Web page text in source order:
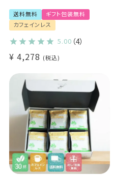
カフェインレス 送料無料
甘さあり デカフェのカフェオレ
の素
デカフェ・コロンビア 5杯 / デカ
かき氷シロップ (dl)
送料無料
ギフト包装無料
カフェインレス
5.00 （4）
¥ 4,278 税込